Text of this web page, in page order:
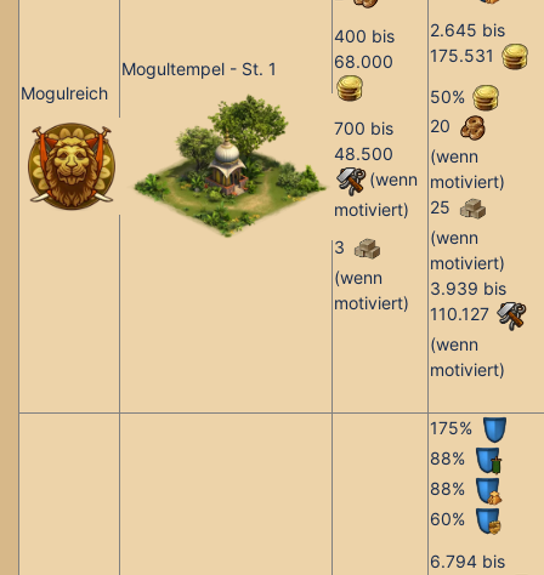
Mogulreich
Mogultempel - St. 1
400 bis
68.000
700 bis
48.500
(wenn
motiviert)
3
(wenn
motiviert)
2.645 bis
175.531
50%
20
(wenn
motiviert)
25
(wenn
motiviert)
3.939 bis
110.127
(wenn
motiviert)
175%
88%
88%
60%
6.794 bis